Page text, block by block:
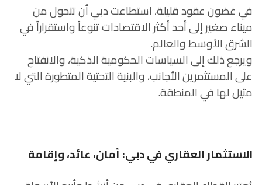
في غضون عقود قليلة، استطاعت دبي أن تتحول من
ميناء صغير إلى أحد أكثر الاقتصادات تنوعاً واستقراراً في
الشرق الأوسط والعالم.
ويرجع ذلك إلى السياسات الحكومية الذكية، والانفتاح
على المستثمرين الأجانب، والبنية التحتية المتطورة التي لا
مثيل لها في المنطقة.
الاستثمار العقاري في دبي: أمان، عائد، وإقامة